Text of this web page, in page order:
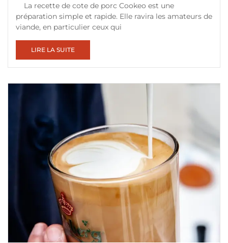
La recette de cote de porc Cookeo est une
préparation simple et rapide. Elle ravira les amateurs de
viande, en particulier ceux qui
LIRE LA SUITE